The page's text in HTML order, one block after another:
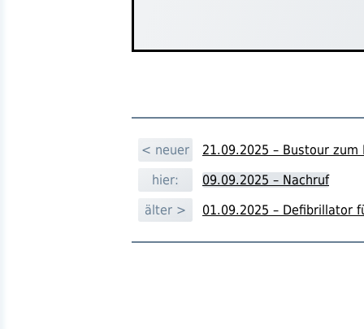
< neuer
21.09.2025 – Bustour zum
hier:
09.09.2025 – Nachruf
älter >
01.09.2025 – Defibrillator